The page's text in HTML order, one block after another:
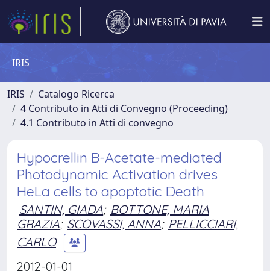
IRIS
IRIS
Catalogo Ricerca
4 Contributo in Atti di Convegno (Proceeding)
4.1 Contributo in Atti di convegno
Hypocrellin B-Acetate-mediated
Photodynamic Activation drives
HeLa cells to apoptotic Death
SANTIN, GIADA; BOTTONE, MARIA
GRAZIA; SCOVASSI, ANNA; PELLICCIARI,
CARLO
2012-01-01